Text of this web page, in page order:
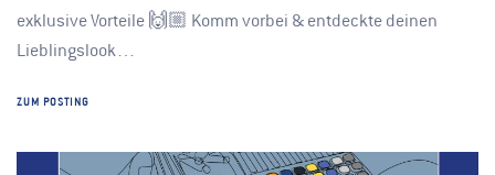
exklusive Vorteile 🙌🏼 Komm vorbei & entdeckte deinen
Lieblingslook…
ZUM POSTING